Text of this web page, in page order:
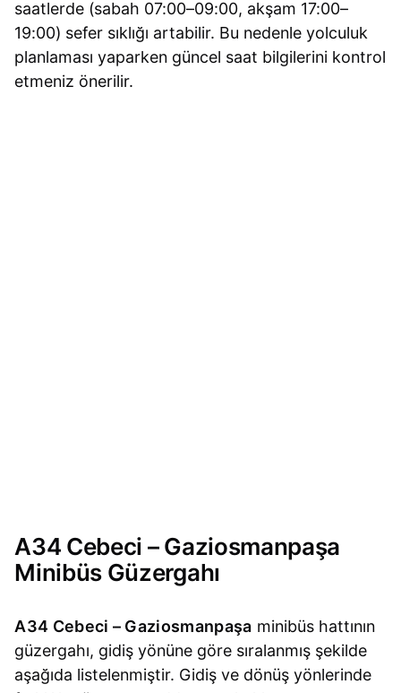
saatlerde (sabah 07:00–09:00, akşam 17:00–
19:00) sefer sıklığı artabilir. Bu nedenle yolculuk
planlaması yaparken güncel saat bilgilerini kontrol
etmeniz önerilir.
A34 Cebeci – Gaziosmanpaşa
Minibüs Güzergahı
A34 Cebeci – Gaziosmanpaşa minibüs hattının
güzergahı, gidiş yönüne göre sıralanmış şekilde
aşağıda listelenmiştir. Gidiş ve dönüş yönlerinde